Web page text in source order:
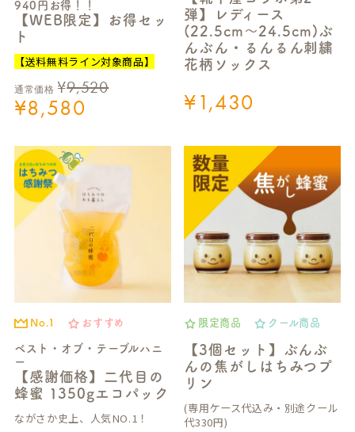
940円お得！！
【WEB限定】お得セッ
ト
【送料無料ライン対象商品】
通常価格 ¥9,520
¥8,580
弾】レディース
(22.5cm～24.5cm)ぶ
んぶん・るんるん刺繍
花柄ソックス
¥1,430
No.1 おすすめ
ベスト・オブ・テーブルハニ
ー
【感謝価格】二代目の
蜂蜜 1350gエコパック
ながさか史上、人気NO.1！
限定商品 クール商品
【3個セット】ぶんぶ
んの焦がしはちみつプ
リン
(専用ケース代込み・別途クール
代330円)